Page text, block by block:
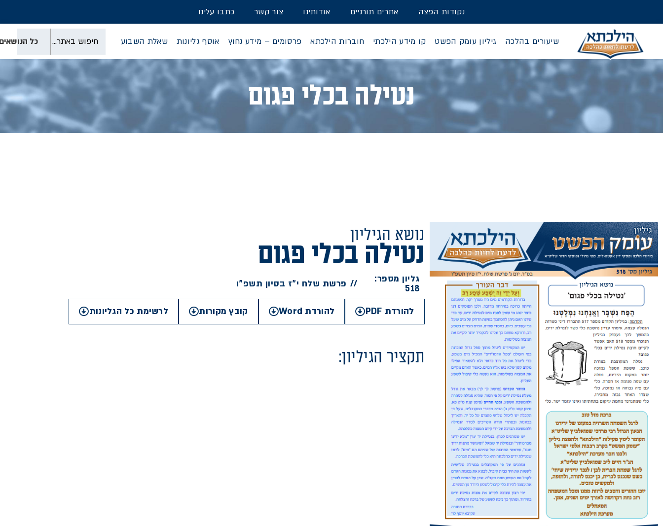
נקודות הפצה אתרים תורניים אודותינו צור קשר כתבו עלינו
שיעורים בהלכה גיליון עומק הפשט קו מידע הילכתי חוברות הילכתא פרסומים – מידע נחוץ אוסף גליונות שאלת השבוע כל
נטילה בכלי פגום
נושא הגיליון
נטילה בכלי פגום
גליון מספר:
518
// פרשת שלח י"ז בסיון תשפ"ו
להורדת PDF להורדת Word קובץ מקורות לרשימת כל הגליונות
תקציר הגיליון: